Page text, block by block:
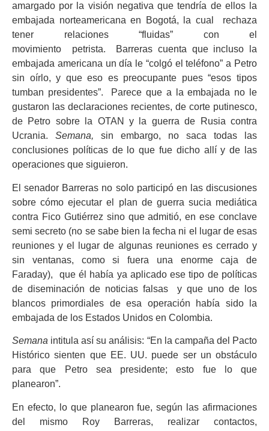
amargado por la visión negativa que tendría de ellos la
embajada norteamericana en Bogotá, la cual rechaza
tener relaciones “fluidas” con el
movimiento petrista. Barreras cuenta que incluso la
embajada americana un día le “colgó el teléfono” a Petro
sin oírlo, y que eso es preocupante pues “esos tipos
tumban presidentes”. Parece que a la embajada no le
gustaron las declaraciones recientes, de corte putinesco,
de Petro sobre la OTAN y la guerra de Rusia contra
Ucrania. Semana, sin embargo, no saca todas las
conclusiones políticas de lo que fue dicho allí y de las
operaciones que siguieron.
El senador Barreras no solo participó en las discusiones
sobre cómo ejecutar el plan de guerra sucia mediática
contra Fico Gutiérrez sino que admitió, en ese conclave
semi secreto (no se sabe bien la fecha ni el lugar de esas
reuniones y el lugar de algunas reuniones es cerrado y
sin ventanas, como si fuera una enorme caja de
Faraday), que él había ya aplicado ese tipo de políticas
de diseminación de noticias falsas y que uno de los
blancos primordiales de esa operación había sido la
embajada de los Estados Unidos en Colombia.
Semana intitula así su análisis: “En la campaña del Pacto
Histórico sienten que EE. UU. puede ser un obstáculo
para que Petro sea presidente; esto fue lo que
planearon”.
En efecto, lo que planearon fue, según las afirmaciones
del mismo Roy Barreras, realizar contactos,